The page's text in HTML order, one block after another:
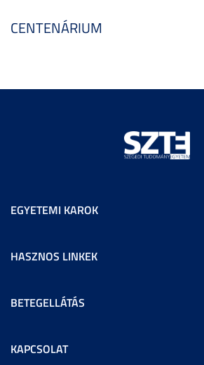
CENTENÁRIUM
EGYETEMI KAROK
HASZNOS LINKEK
BETEGELLÁTÁS
KAPCSOLAT